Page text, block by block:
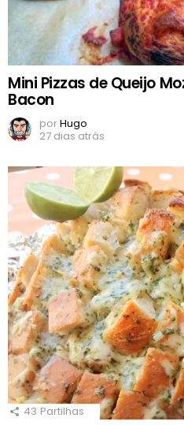
Mini Pizzas de Queijo
Bacon
porHugo
27 dias atrás
43 Partilhas